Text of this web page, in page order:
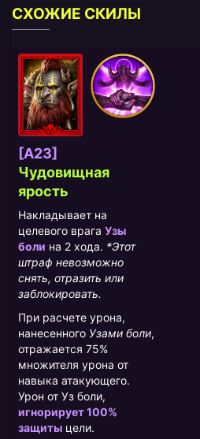
СХОЖИЕ СКИЛЫ
[A23]
Чудовищная
ярость
Накладывает на
целевого врага Узы
боли на 2 хода. *Этот
штраф невозможно
снять, отразить или
заблокировать.
При расчете урона,
нанесенного Узами боли,
отражается 75%
множителя урона от
навыка атакующего.
Урон от Уз боли,
игнорирует 100%
защиты цели.